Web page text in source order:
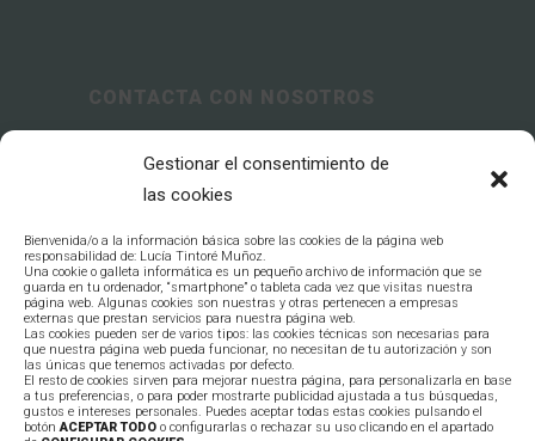
Gestionar el consentimiento de
las cookies
Bienvenida/o a la información básica sobre las cookies de la página web
responsabilidad de: Lucía Tintoré Muñoz.
Una cookie o galleta informática es un pequeño archivo de información que se
guarda en tu ordenador, “smartphone” o tableta cada vez que visitas nuestra
página web. Algunas cookies son nuestras y otras pertenecen a empresas
externas que prestan servicios para nuestra página web.
Las cookies pueden ser de varios tipos: las cookies técnicas son necesarias para
que nuestra página web pueda funcionar, no necesitan de tu autorización y son
las únicas que tenemos activadas por defecto.
El resto de cookies sirven para mejorar nuestra página, para personalizarla en base
a tus preferencias, o para poder mostrarte publicidad ajustada a tus búsquedas,
gustos e intereses personales. Puedes aceptar todas estas cookies pulsando el
botónACEPTAR TODO o configurarlas o rechazar su uso clicando en el apartado
CONTACTA CON NOSOTROS
627 390 880
consultas@psicologialuciatintore.es